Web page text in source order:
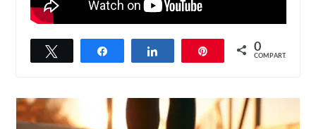
Compartilhar Compartilhar 0
COMPART.